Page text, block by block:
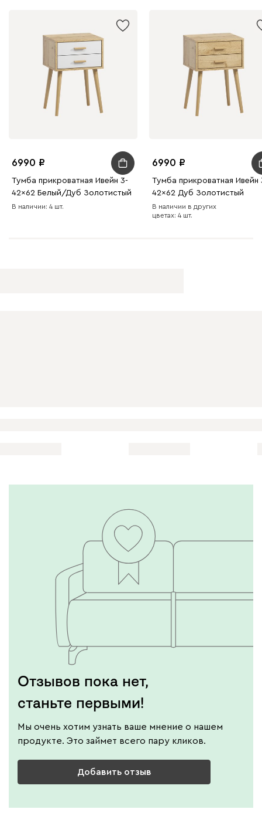
6990
Тумба прикроватная Ивейн 3-
42x62 Белый/Дуб Золотистый
В наличии: 4 шт.
6990
Тумба прикроватная Ивейн
42x62 Дуб Золотистый
В наличии в других
цветах: 4 шт.
Отзывов пока нет,
станьте первыми!
Мы очень хотим узнать ваше мнение о нашем
продукте. Это займет всего пару кликов.
Добавить отзыв